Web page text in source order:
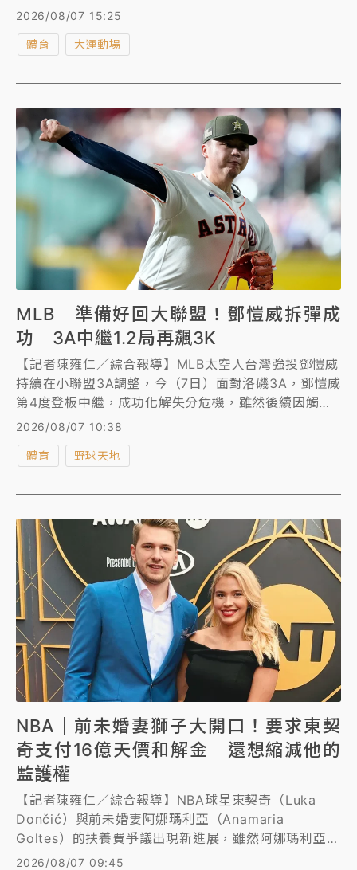
康產業博覽會」打造全民運動主題館，行政院政務委員
運動署長房瑞文參觀運動部主題館，還下場體驗新興運
題。
2026/08/07 15:25
體育 大運動場
MLB｜準備好回大聯盟！鄧愷威拆彈成
功 3A中繼1.2局再飆3K
【記者陳雍仁／綜合報導】MLB太空人台灣強投鄧愷威
持續在小聯盟3A調整，今（7日）面對洛磯3A，鄧愷威
第4度登板中繼，成功化解失分危機，雖然後續因觸身
球和挨1支長打，丟掉1分，但1.2局的投球飆出3次三
振，表現依舊精彩。
2026/08/07 10:38
體育 野球天地
NBA｜前未婚妻獅子大開口！要求東契
奇支付16億天價和解金 還想縮減他的
監護權
【記者陳雍仁／綜合報導】NBA球星東契奇（Luka
Dončić）與前未婚妻阿娜瑪利亞（Anamaria
Goltes）的扶養費爭議出現新進展，雖然阿娜瑪利亞先
前宣稱希望以友好方式解決問題，但美媒《TMZ》爆料
2026/08/07 09:45